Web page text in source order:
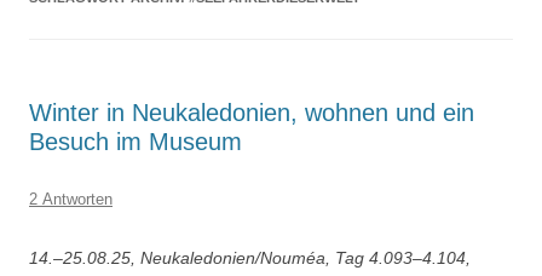
Winter in Neukaledonien, wohnen und ein
Besuch im Museum
2 Antworten
14.–25.08.25, Neukaledonien/Nouméa, Tag 4.093–4.104,